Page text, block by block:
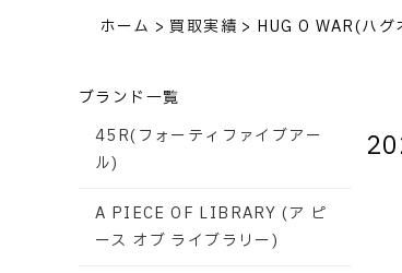
ホーム >買取実績 > HUG O WAR(ハグ
ブランド一覧
45R(フォーティファイブアー
ル)
A PIECE OF LIBRARY (ア ピ
ース オブ ライブラリー)